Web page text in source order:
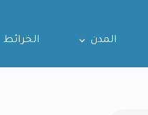
المدن الخرائط